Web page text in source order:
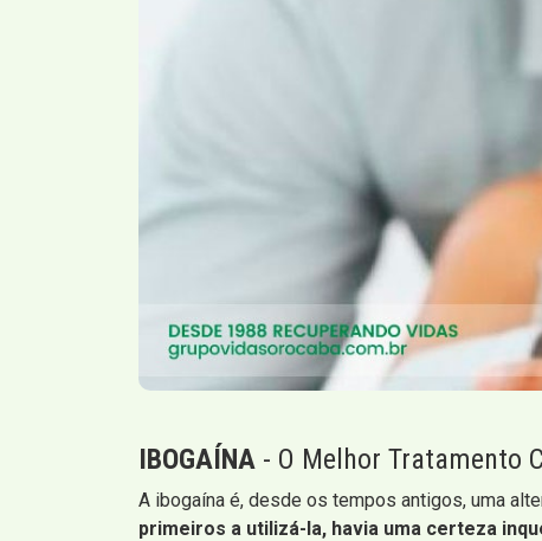
IBOGAÍNA - O Melhor Tratamento
A ibogaína é, desde os tempos antigos, uma
primeiros a utilizá-la, havia uma certeza